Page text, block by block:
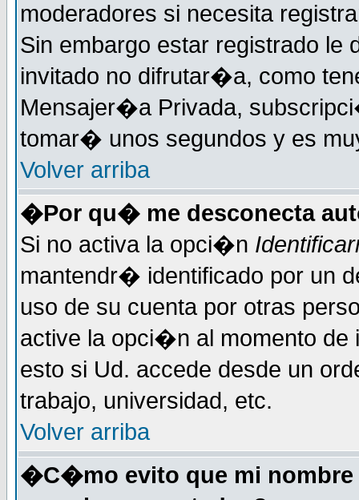
moderadores si necesita
Sin embargo estar registrado le
invitado no difrutar�a, como
Mensajer�a Privada,
tomar� unos segundos y es
Volver arriba
�Por qu� me desconecta
Si no activa la opci�n
mantendr� identificado por un
uso de su cuenta por otras
active la opci�n al momento de
esto si Ud. accede desde un
trabajo, universidad, etc.
Volver arriba
�C�mo evito que mi nombre